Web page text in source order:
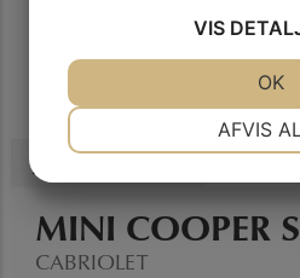
249.900 Kr.
MINI COOPER S
CABRIOLET
VIS
AFVIS
OK